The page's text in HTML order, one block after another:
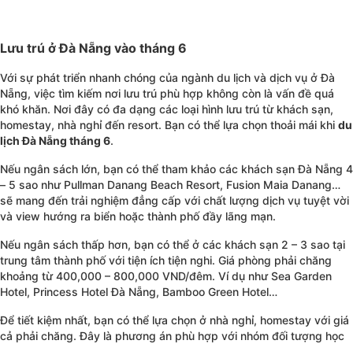
Lưu trú ở Đà Nẵng vào tháng 6
Với sự phát triển nhanh chóng của ngành du lịch và dịch vụ ở Đà
Nẵng, việc tìm kiếm nơi lưu trú phù hợp không còn là vấn đề quá
khó khăn. Nơi đây có đa dạng các loại hình lưu trú từ khách sạn,
homestay, nhà nghỉ đến resort. Bạn có thể lựa chọn thoải mái khi du
lịch Đà Nẵng tháng 6.
Nếu ngân sách lớn, bạn có thể tham khảo các khách sạn Đà Nẵng 4
– 5 sao như Pullman Danang Beach Resort, Fusion Maia Danang…
sẽ mang đến trải nghiệm đẳng cấp với chất lượng dịch vụ tuyệt vời
và view hướng ra biển hoặc thành phố đầy lãng mạn.
Nếu ngân sách thấp hơn, bạn có thể ở các khách sạn 2 – 3 sao tại
trung tâm thành phố với tiện ích tiện nghi. Giá phòng phải chăng
khoảng từ 400,000 – 800,000 VND/đêm. Ví dụ như Sea Garden
Hotel, Princess Hotel Đà Nẵng, Bamboo Green Hotel…
Để tiết kiệm nhất, bạn có thể lựa chọn ở nhà nghỉ, homestay với giá
cả phải chăng. Đây là phương án phù hợp với nhóm đối tượng học